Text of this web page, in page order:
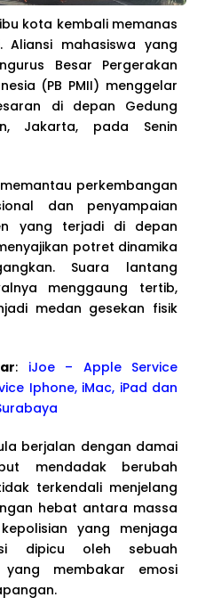
kota kembali memanas
Aliansi mahasiswa yang
Besar Pergerakan
(PB PMII) menggelar
di depan Gedung
Jakarta, pada Senin
perkembangan
dan penyampaian
yang terjadi di depan
potret dinamika
Suara lantang
menggaung tertib,
medan gesekan fisik
: iJoe – Apple Service
Iphone, iMac, iPad dan
berjalan dengan damai
mendadak berubah
terkendali menjelang
hebat antara massa
yang menjaga
dipicu oleh sebuah
yang membakar emosi